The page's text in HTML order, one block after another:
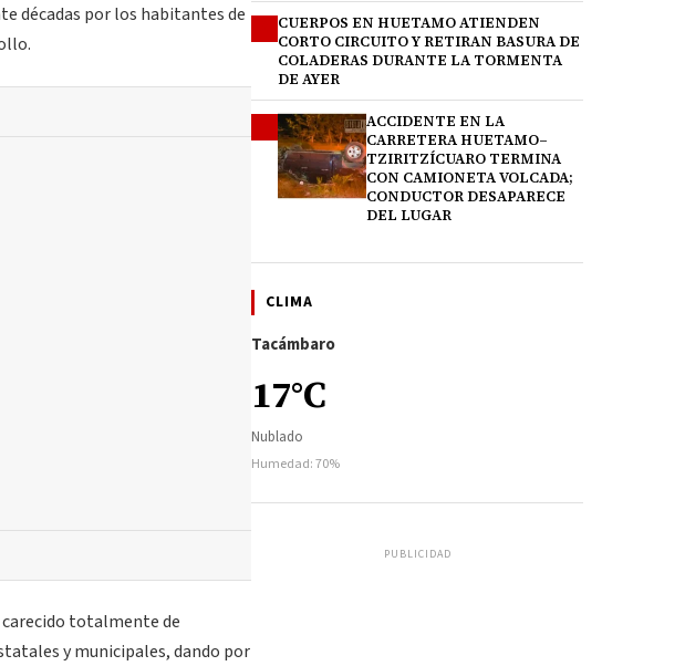
décadas por los habitantes de
totalmente de
y municipales, dando por
CUERPOS EN HUETAMO ATIENDEN
CORTO CIRCUITO Y RETIRAN BASURA DE
COLADERAS DURANTE LA TORMENTA
DE AYER
ACCIDENTE EN LA
CARRETERA HUETAMO–
TZIRITZÍCUARO TERMINA
CON CAMIONETA VOLCADA;
CONDUCTOR DESAPARECE
DEL LUGAR
CLIMA
Tacámbaro
17°C
Nublado
Humedad: 70%
PUBLICIDAD